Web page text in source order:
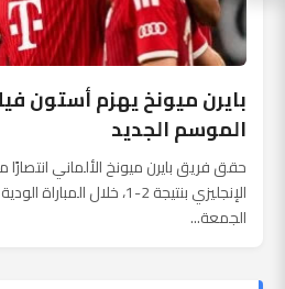
بايرن ميونخ يهزم أستون
الموسم الجديد
حقق فريق بايرن ميونخ الألماني
الإنجليزي بنتيجة 2-1، خلال
الجمعة...